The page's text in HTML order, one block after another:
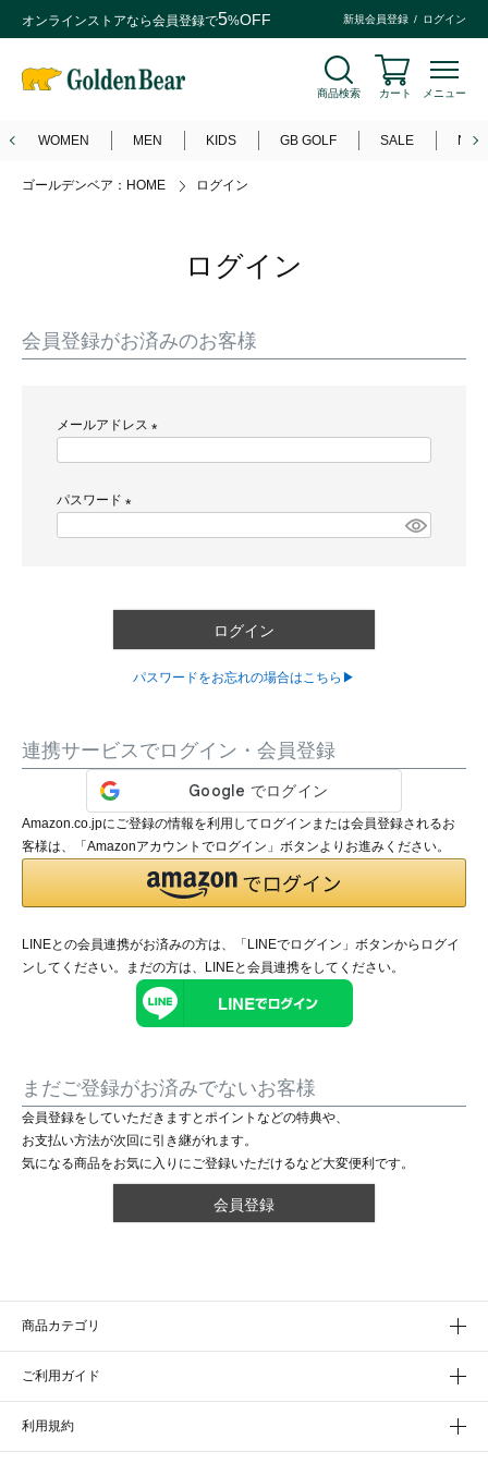
オンラインストアなら会員登録で5%OFF 新規会員登録 ログイン
商品検索 カート メニュー
WOMEN MEN KIDS GB GOLF SALE
ゴールデンベア：HOME ログイン
ログイン
会員登録がお済みのお客様
メールアドレス
パスワード
ログイン
パスワードをお忘れの場合はこちら▶
連携サービスでログイン・会員登録
Amazon.co.jpにご登録の情報を利用してログインまたは会員登録されるお
客様は、「Amazonアカウントでログイン」ボタンよりお進みください。
LINEとの会員連携がお済みの方は、「LINEでログイン」ボタンからログイ
ンしてください。まだの方は、 LINEと会員連携をしてください。
まだご登録がお済みでないお客様
会員登録をしていただきますとポイントなどの特典や、
お支払い方法が次回に引き継がれます。
気になる商品をお気に入りにご登録いただけるなど大変便利です。
会員登録
商品カテゴリ
ご利用ガイド
利用規約